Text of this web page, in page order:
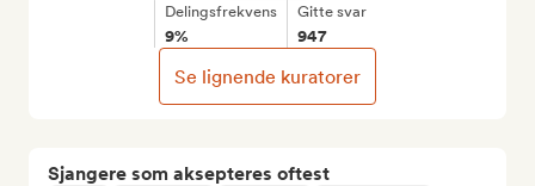
Sjangere som aksepteres oftest
Delingsfrekvens
9%
Gitte svar
947
Se lignende kuratorer